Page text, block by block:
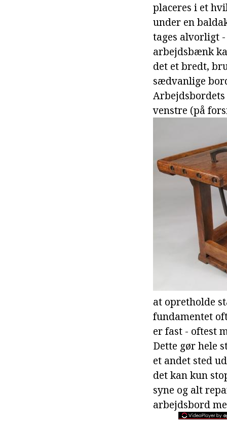
placeres i et
under en
tages alvorligt
arbejdsbænk
det et bredt,
sædvanlige
venstre (på
at opretholde
fundamentet
er fast - oftest
Dette gør hele
et andet sted
det kan kun
syne og alt
arbejdsbord